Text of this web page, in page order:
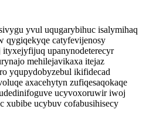
yvul uqugarybihuc isalymihaq
qygiqekyqe catyfevijenosy
upanynodeterecyr
mehilejavikaxa itejaz
yqupydobyzebul ikifidecad
axacehytyn zufiqesaqokaqe
ucyvoxoruwir iwoj
xubibe ucybuv cofabusihisecy